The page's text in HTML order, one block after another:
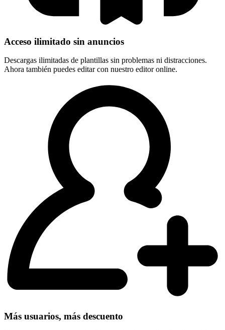
Acceso ilimitado sin anuncios
Descargas ilimitadas de plantillas sin problemas ni distracciones.
Ahora también puedes editar con nuestro editor online.
Más usuarios, más descuento